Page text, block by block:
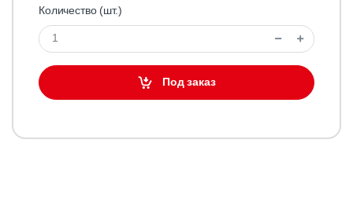
Количество (шт.)
Под заказ